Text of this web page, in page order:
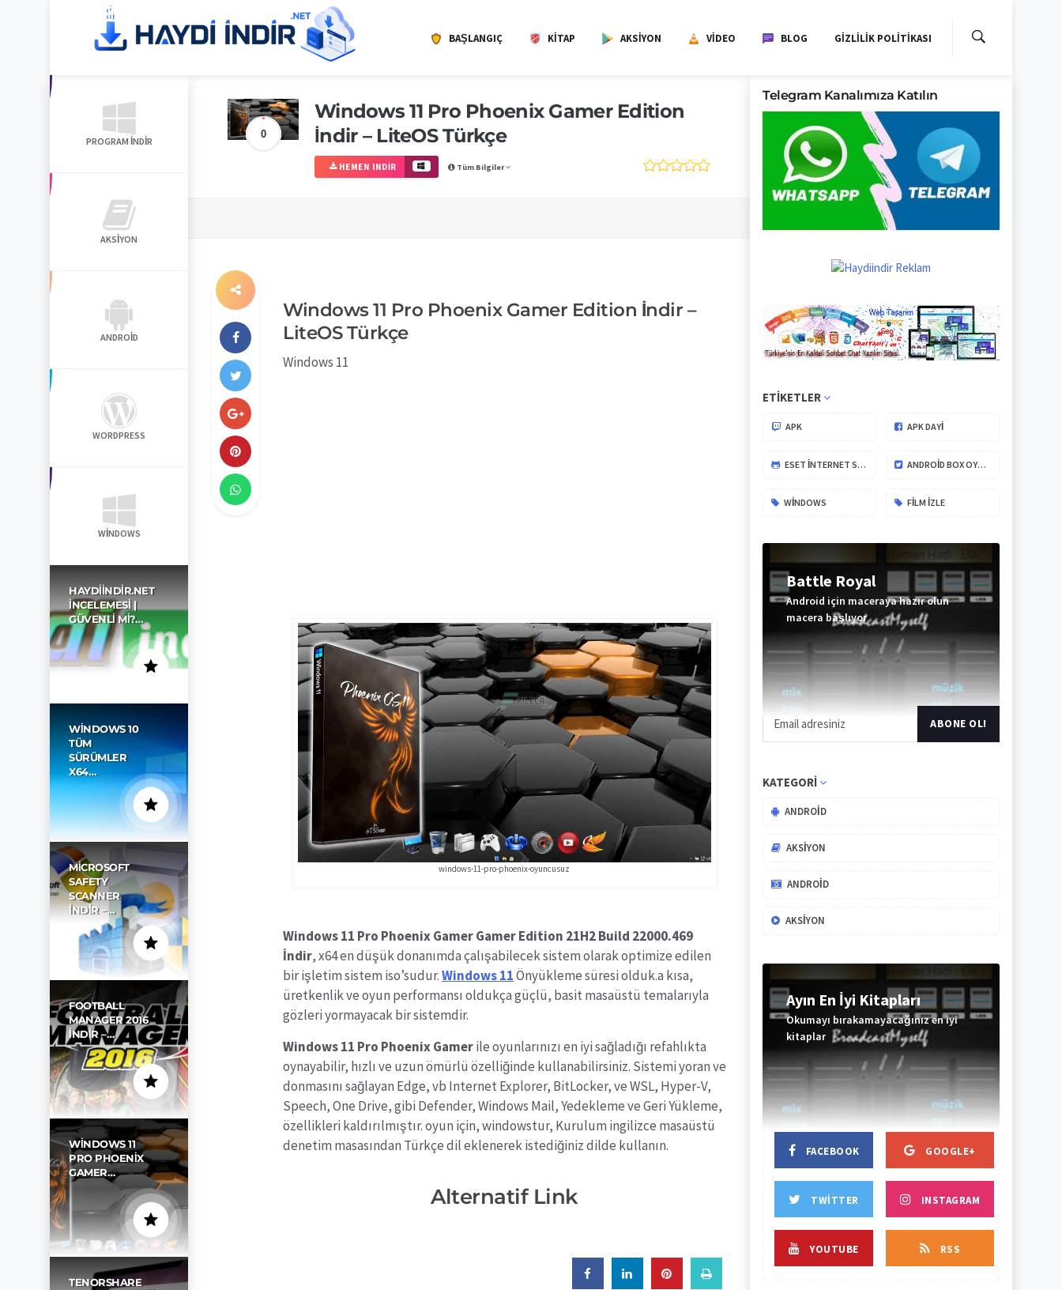
BAŞLANGIÇ KITAP AKSIYON VIDEO BLOG GIZLILIK POLITIKASI
PROGRAM İNDIR
AKSIYON
ANDROID
WORDPRESS
WINDOWS
HAYDIINDIR.NET
İNCELEMESI |
GÜVENLI MI?…
WINDOWS 10
TÜM
SÜRÜMLER
X64…
MICROSOFT
SAFETY
SCANNER
İNDIR –…
FOOTBALL
MANAGER 2016
İNDIR –…
WINDOWS 11
PRO PHOENIX
GAMER…
TENORSHARE
0
Windows 11 Pro Phoenix Gamer Edition
İndir – LiteOS Türkçe
HEMEN INDIR Tüm Bilgiler
Windows 11 Pro Phoenix Gamer Edition İndir –
LiteOS Türkçe
Windows 11
windows-11-pro-phoenix-oyuncusuz
Windows 11 Pro Phoenix Gamer Gamer Edition 21H2 Build 22000.469
İndir, x64 en düşük donanımda çalışabilecek sistem olarak optimize edilen
bir işletim sistem iso’sudur.Windows 11Önyükleme süresi olduk.a kısa,
üretkenlik ve oyun performansı oldukça güçlü, basit masaüstü temalarıyla
gözleri yormayacak bir sistemdir.
Windows 11 Pro Phoenix Gamerile oyunlarınızı en iyi sağladığı refahlıkta
oynayabilir, hızlı ve uzun ömürlü özelliğinde kullanabilirsiniz. Sistemi yoran ve
donmasını sağlayan Edge, vb Internet Explorer, BitLocker, ve WSL, Hyper-V,
Speech, One Drive, gibi Defender, Windows Mail, Yedekleme ve Geri Yükleme,
özellikleri kaldırılmıştır. oyun için, windowstur, Kurulum ingilizce masaüstü
denetim masasından Türkçe dil eklenerek istediğiniz dilde kullanın.
Alternatif Link
Telegram Kanalımıza Katılın
ETIKETLER
APK APK DAYİ
ESET İNTERNET SECURITY ANDROID BOX OYUNLARI
WINDOWS FILM IZLE
Battle Royal
Android için maceraya hazır olun
macera başlıyor
ABONEOL
KATEGORI
ANDROID
AKSIYON
ANDROID
AKSIYON
Ayın En İyi Kitapları
Okumayı bırakamayacağınız en iyi
kitaplar
BAŞLIK
FACEBOOK
TWITTER
YOUTUBE
GOOGLE+
INSTAGRAM
RSS